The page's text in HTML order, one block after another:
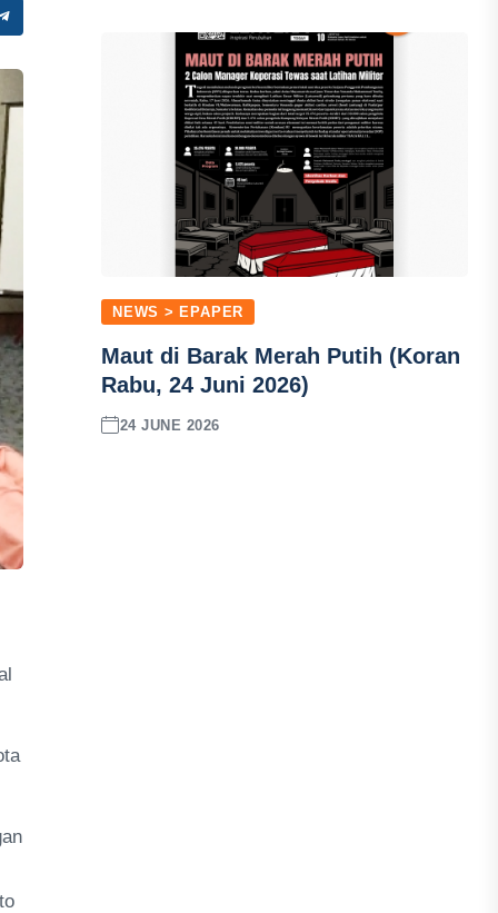
NEWS > EPAPER
Maut di Barak Merah Putih (Koran
Rabu, 24 Juni 2026)
24 JUNE 2026